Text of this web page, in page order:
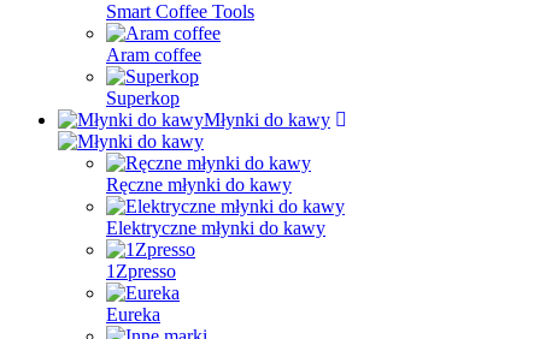
Smart Coffee Tools
Aram coffee
Superkop
Młynki do kawy
Ręczne młynki do kawy
Elektryczne młynki do kawy
1Zpresso
Eureka